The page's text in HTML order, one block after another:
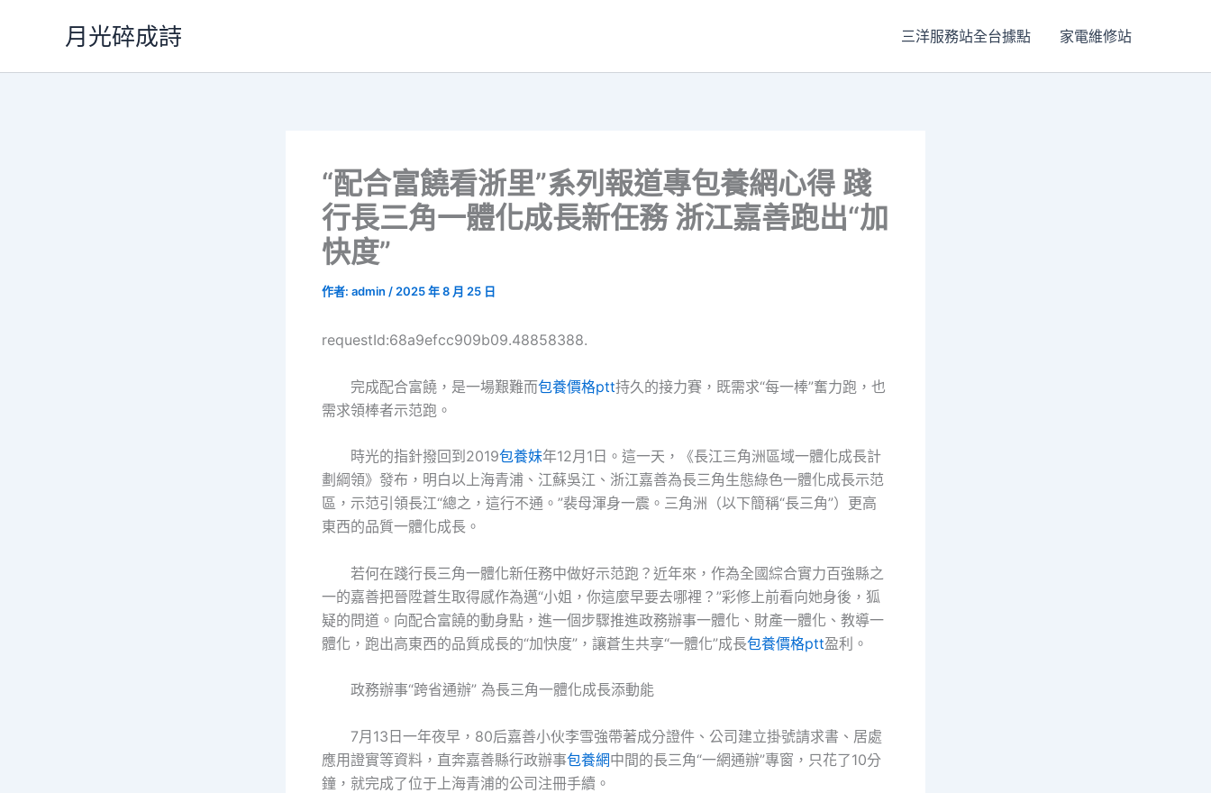
月光碎成詩 三洋服務站全台據點 家電維修站
“配合富饒看浙里”系列報道專包養網心得 踐
行長三角一體化成長新任務 浙江嘉善跑出“加
快度”
作者: admin / 2025 年 8 月 25 日
requestId:68a9efcc909b09.48858388.
完成配合富饒，是一場艱難而包養價格ptt持久的接力賽，既需求“每一棒”奮力跑，也
需求領棒者示范跑。
時光的指針撥回到2019包養妹年12月1日。這一天，《長江三角洲區域一體化成長計
劃綱領》發布，明白以上海青浦、江蘇吳江、浙江嘉善為長三角生態綠色一體化成長示范
區，示范引領長江“總之，這行不通。”裴母渾身一震。三角洲（以下簡稱“長三角”）更高
東西的品質一體化成長。
若何在踐行長三角一體化新任務中做好示范跑？近年來，作為全國綜合實力百強縣之
一的嘉善把晉陞蒼生取得感作為邁“小姐，你這麼早要去哪裡？”彩修上前看向她身後，狐
疑的問道。向配合富饒的動身點，進一個步驟推進政務辦事一體化、財產一體化、教導一
體化，跑出高東西的品質成長的“加快度”，讓蒼生共享“一體化”成長包養價格ptt盈利。
政務辦事“跨省通辦” 為長三角一體化成長添動能
7月13日一年夜早，80后嘉善小伙李雪強帶著成分證件、公司建立掛號請求書、居處
應用證實等資料，直奔嘉善縣行政辦事包養網中間的長三角“一網通辦”專窗，只花了10分
鐘，就完成了位于上海青浦的公司注冊手續。